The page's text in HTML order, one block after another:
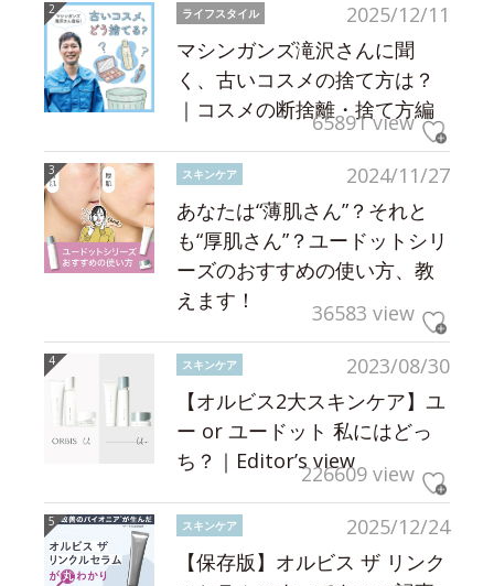
2025/12/11
ライフスタイル
マシンガンズ滝沢さんに聞
く、古いコスメの捨て方は？
｜コスメの断捨離・捨て方編
65891 view
2024/11/27
スキンケア
あなたは“薄肌さん”？それと
も“厚肌さん”？ユードットシリ
ーズのおすすめの使い方、教
えます！
36583 view
2023/08/30
スキンケア
【オルビス2大スキンケア】ユ
ー or ユードット 私にはどっ
ち？｜Editor’s view226609 view
2025/12/24
スキンケア
【保存版】オルビス ザ リンク